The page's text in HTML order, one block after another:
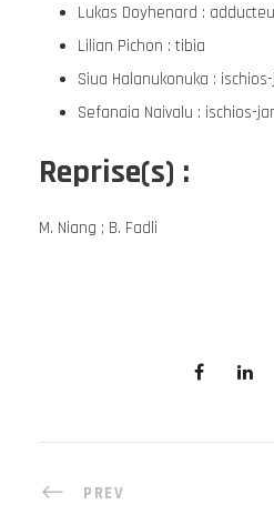
Lukas Doyhenard :
Lilian Pichon : tibia
Siua Halanukonuka :
Sefanaia Naivalu : ischios-
Reprise(s) :
M. Niang ; B. Fadli
PREV